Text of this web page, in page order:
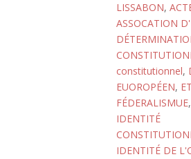
LISSABON,
ASSOCATION
constitutionnel,
EUOROPÉEN,
FÉDERALISMUE,
IDENTITÉ
IDENTITÉ DE